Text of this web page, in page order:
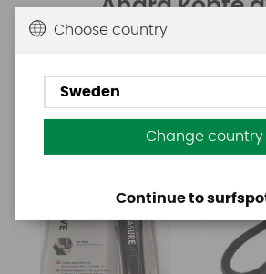
Andra köpte
Aquasure FD
Base
Choose country
Sweden
Change country
Continue to